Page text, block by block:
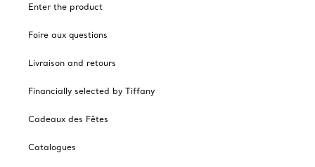
Enter the product
Foire aux questions
Livraison and retours
Financially selected by Tiffany
Cadeaux des Fêtes
Catalogues